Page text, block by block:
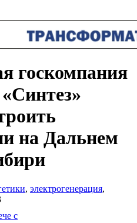
госкомпания
на Дальнем
, электрогенерация,